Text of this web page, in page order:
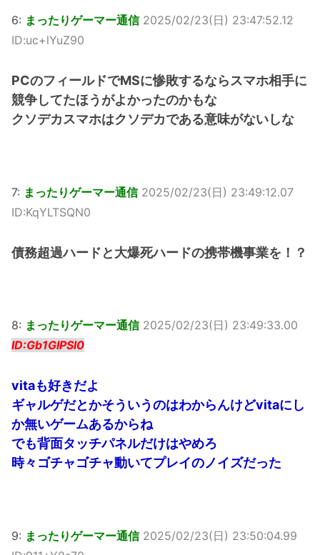
6: まったりゲーマー通信 2025/02/23(日) 23:47:52.12
ID:uc+lYuZ90
PCのフィールドでMSに惨敗するならスマホ相手に
競争してたほうがよかったのかもな
クソデカスマホはクソデカである意味がないしな
7: まったりゲーマー通信 2025/02/23(日) 23:49:12.07
ID:KqYLTSQN0
債務超過ハードと大爆死ハードの携帯機事業を！？
8: まったりゲーマー通信 2025/02/23(日) 23:49:33.00
ID:Gb1GlPSl0
vitaも好きだよ
ギャルゲだとかそういうのはわからんけどvitaにし
か無いゲームあるからね
でも背面タッチパネルだけはやめろ
時々ゴチャゴチャ動いてプレイのノイズだった
9: まったりゲーマー通信 2025/02/23(日) 23:50:04.99